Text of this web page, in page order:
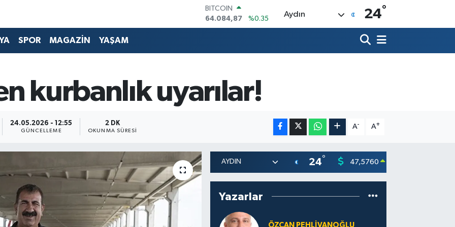
DOLAR
47,5760
%0.1
EURO
6508.83
%4.44
BİST100
13.647
%-30
Aydın 24°
SPOR MAGAZİN YAŞAM
kurbanlık uyarılar!
24.05.2026 - 12:55
GÜNCELLEME
2 DK
OKUNMA SÜRESI
A- A+
24° 47,5760
Yazarlar
ÖZCAN PEHLIVANOĞLU